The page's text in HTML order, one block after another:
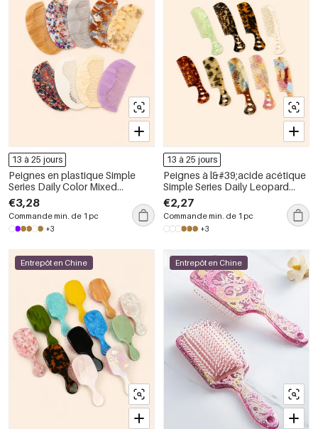
13 à 25 jours
Peignes en plastique Simple
Series Daily Color Mixed
Gradient Color pour usage
quotidien
€3,28
Commande min. de 1 pc
+3
13 à 25 jours
Peignes à l&#39;acide acétique
Simple Series Daily Leopard
Print Mixte Color Gradient Color
€2,27
Commande min. de 1 pc
+3
Entrepôt en Chine Entrepôt en Chine